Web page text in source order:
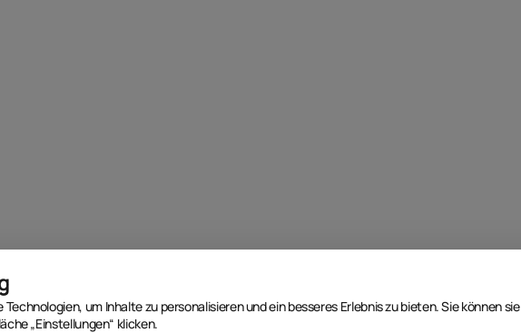
um Inhalte zu personalisieren und ein besseres Erlebnis zu bieten. Sie können sie
„Einstellungen“ klicken.